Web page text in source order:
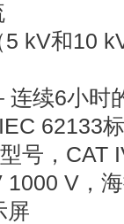
kV和10
连续6小时
62133
号，CAT
1000 V，
屏